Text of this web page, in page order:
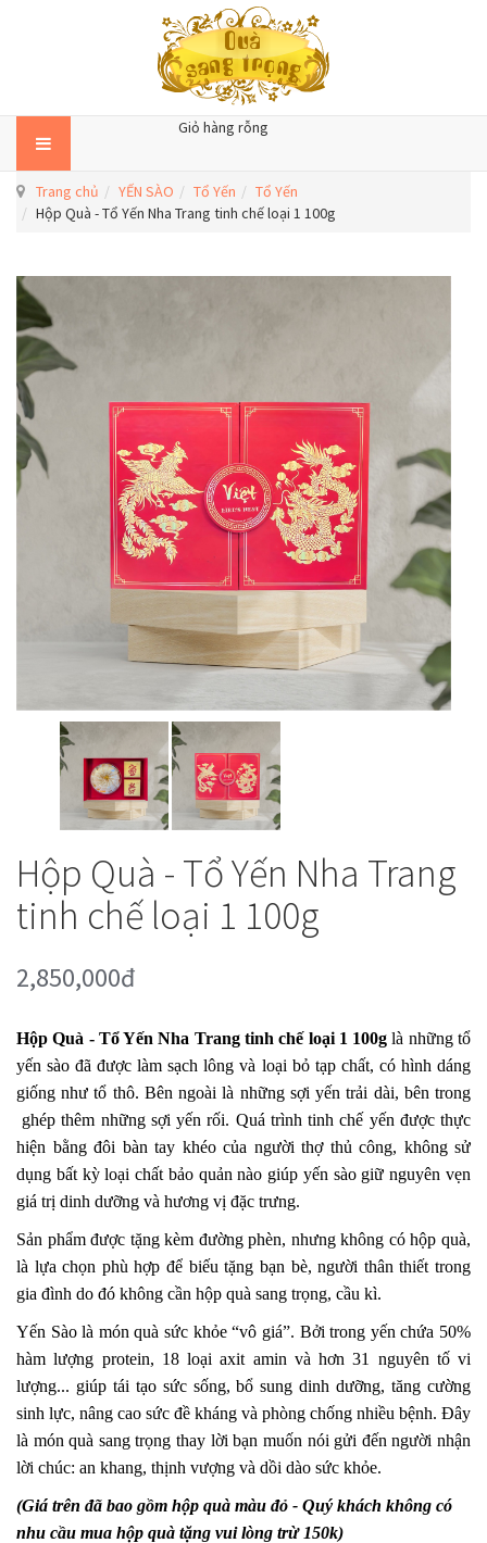
Giỏ hàng rỗng
Trang chủ YẾN SÀO Tổ Yến
Tổ Yến
Hộp Quà - Tổ Yến Nha Trang tinh chế loại 1 100g
Hộp Quà - Tổ Yến Nha Trang
tinh chế loại 1 100g
2,850,000đ
Hộp Quà - Tổ Yến Nha Trang tinh chế loại 1 100g là những tổ
yến sào đã được làm sạch lông và loại bỏ tạp chất, có hình dáng
giống như tổ thô. Bên ngoài là những sợi yến trải dài, bên trong
ghép thêm những sợi yến rối. Quá trình tinh chế yến được thực
hiện bằng đôi bàn tay khéo của người thợ thủ công, không sử
dụng bất kỳ loại chất bảo quản nào giúp yến sào giữ nguyên vẹn
giá trị dinh dưỡng và hương vị đặc trưng.
Sản phẩm được tặng kèm đường phèn, nhưng không có hộp quà,
là lựa chọn phù hợp để biếu tặng bạn bè, người thân thiết trong
gia đình do đó không cần hộp quà sang trọng, cầu kì.
Yến Sào là món quà sức khỏe “vô giá”. Bởi trong yến chứa 50%
hàm lượng protein, 18 loại axit amin và hơn 31 nguyên tố vi
lượng... giúp tái tạo sức sống, bổ sung dinh dưỡng, tăng cường
sinh lực, nâng cao sức đề kháng và phòng chống nhiều bệnh. Đây
là món quà sang trọng thay lời bạn muốn nói gửi đến người nhận
lời chúc: an khang, thịnh vượng và dồi dào sức khỏe.
(Giá trên đã bao gồm hộp quà màu đỏ - Quý khách không có
nhu cầu mua hộp quà tặng vui lòng trừ 150k)